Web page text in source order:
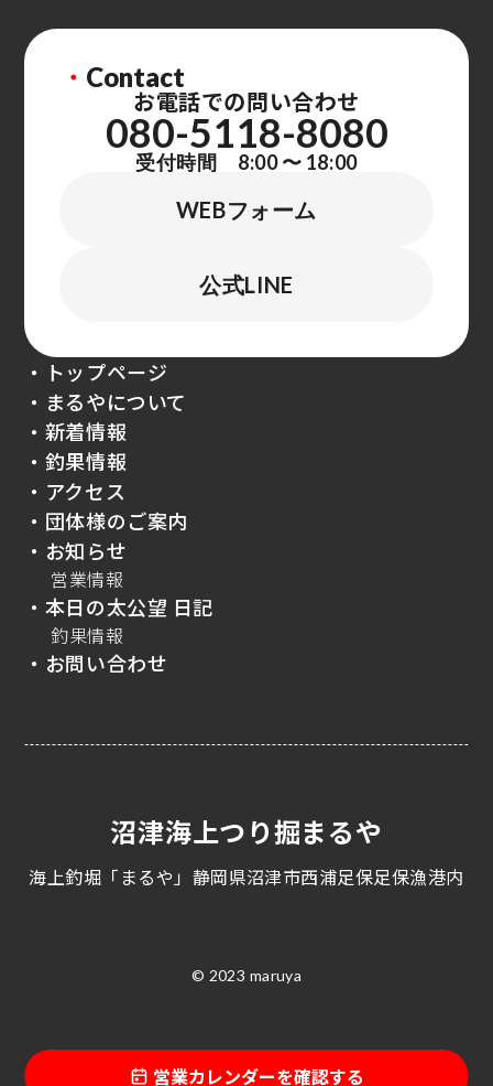
営業カレンダーを確認する
・ Contact
お電話での問い合わせ
080-5118-8080
受付時間 8:00 〜 18:00
WEBフォーム
公式LINE
・トップページ
・まるやについて
・新着情報
・釣果情報
・アクセス
・団体様のご案内
・お知らせ
営業情報
・本日の太公望 日記
釣果情報
・お問い合わせ
沼津海上つり掘まるや
海上釣堀「まるや」静岡県沼津市西浦足保足保漁港内
© 2023 maruya